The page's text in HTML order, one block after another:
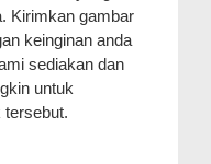
Kirimkan gambar
keinginan anda
sediakan dan
untuk
tersebut.